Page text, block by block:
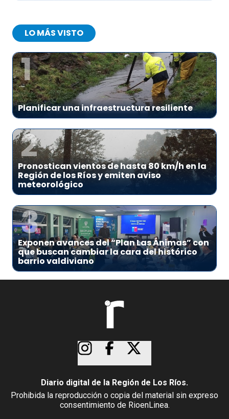
LO MÁS VISTO
1
Planificar una infraestructura resiliente
2
Pronostican vientos de hasta 80 km/h en la
Región de los Ríos y emiten aviso
meteorológico
3
Exponen avances del “Plan Las Ánimas” con
que buscan cambiar la cara del histórico
barrio valdiviano
Diario digital de la Región de Los Ríos.
Prohibida la reproducción o copia del material sin expreso
consentimiento de RioenLinea.